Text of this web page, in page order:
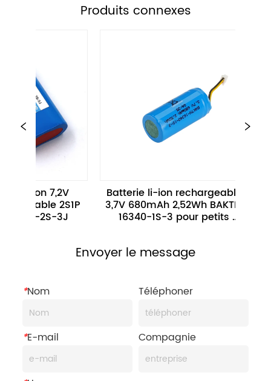
Produits connexes
Batterie li-ion rechargeable
3,7V 680mAh 2,52Wh BAKTH-
16340-1S-3 pour petits
Batterie
7,2V
Envoyer le message
*Nom Téléphoner
*E-mail Compagnie